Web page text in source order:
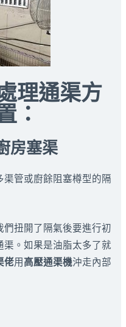
理通渠方
：
房塞渠
管或廚餘阻塞樽型的隔
們扭開了隔氣後要進行初
。如果是油脂太多了就
佬用高壓通渠機沖走內部